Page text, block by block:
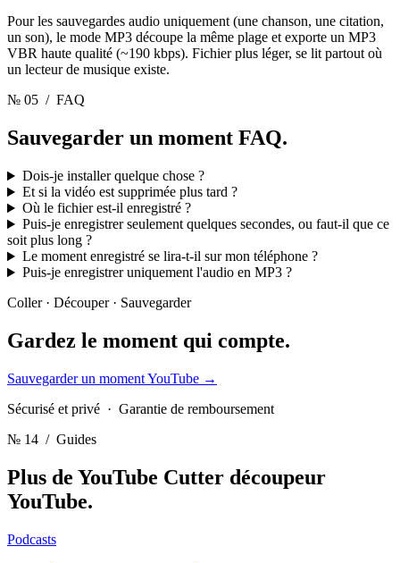
Pour les sauvegardes audio uniquement (une chanson, une citation,
un son), le mode MP3 découpe la même plage et exporte un MP3
VBR haute qualité (~190 kbps). Fichier plus léger, se lit partout où
un lecteur de musique existe.
№ 05 / FAQ
Sauvegarder un moment FAQ.
Dois-je installer quelque chose ?
Et si la vidéo est supprimée plus tard ?
Où le fichier est-il enregistré ?
Puis-je enregistrer seulement quelques secondes, ou faut-il que ce
soit plus long ?
Le moment enregistré se lira-t-il sur mon téléphone ?
Puis-je enregistrer uniquement l'audio en MP3 ?
Coller · Découper · Sauvegarder
Gardez le moment qui compte.
Sauvegarder un moment YouTube →
Sécurisé et privé · Garantie de remboursement
№ 14 / Guides
Plus de YouTube Cutter découpeur
YouTube.
Podcasts